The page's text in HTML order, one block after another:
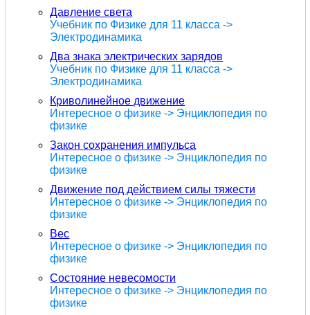
Давление света
Учебник по Физике для 11 класса ->
Электродинамика
Два знака электрических зарядов
Учебник по Физике для 11 класса ->
Электродинамика
Криволинейное движение
Интересное о физике -> Энциклопедия по
физике
Закон сохранения импульса
Интересное о физике -> Энциклопедия по
физике
Движение под действием силы тяжести
Интересное о физике -> Энциклопедия по
физике
Вес
Интересное о физике -> Энциклопедия по
физике
Состояние невесомости
Интересное о физике -> Энциклопедия по
физике